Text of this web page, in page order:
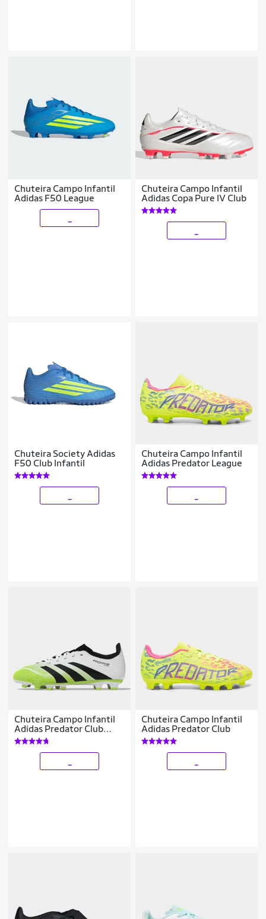
Chuteira Campo Infantil
Adidas F50 League
Chuteira Campo Infantil
Adidas Copa Pure IV Club
Chuteira Society Adidas
F50 Club Infantil
Chuteira Campo Infantil
Adidas Predator League
Chuteira Campo Infantil
Adidas Predator Club
Unissex
Chuteira Campo Infantil
Adidas Predator Club